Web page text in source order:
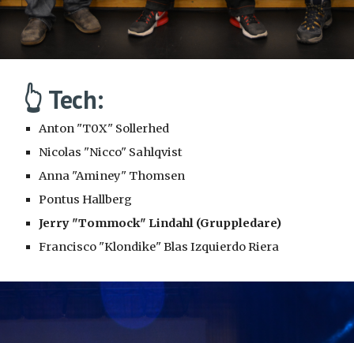
👆 Tech:
Anton "T0X" Sollerhed
Nicolas "Nicco" Sahlqvist
Anna "Aminey" Thomsen
Pontus Hallberg
Jerry "Tommock" Lindahl (Gruppledare)
Francisco "Klondike" Blas Izquierdo Riera